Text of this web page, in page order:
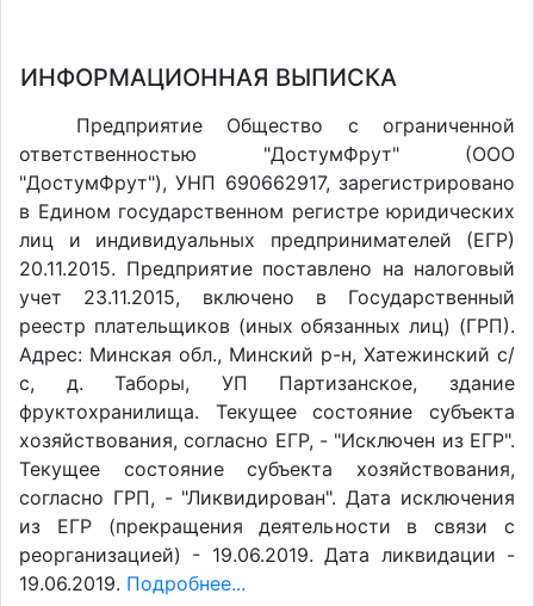
ИНФОРМАЦИОННАЯ ВЫПИСКА
Предприятие Общество с ограниченной
ответственностью "ДостумФрут" (ООО
"ДостумФрут"), УНП 690662917, зарегистрировано
в Едином государственном регистре юридических
лиц и индивидуальных предпринимателей (ЕГР)
20.11.2015. Предприятие поставлено на налоговый
учет 23.11.2015, включено в Государственный
реестр плательщиков (иных обязанных лиц) (ГРП).
Адрес: Минская обл., Минский р-н, Хатежинский с/
с, д. Таборы, УП Партизанское, здание
фруктохранилища. Текущее состояние субъекта
хозяйствования, согласно ЕГР, - "Исключен из ЕГР".
Текущее состояние субъекта хозяйствования,
согласно ГРП, - "Ликвидирован". Дата исключения
из ЕГР (прекращения деятельности в связи с
реорганизацией) - 19.06.2019. Дата ликвидации -
19.06.2019. Подробнее...